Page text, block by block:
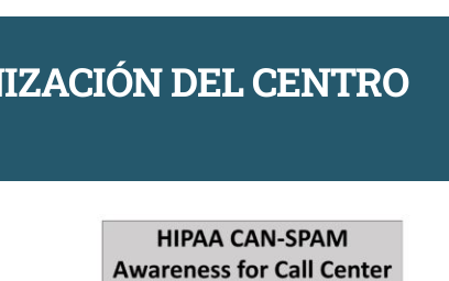
DEL CENTRO